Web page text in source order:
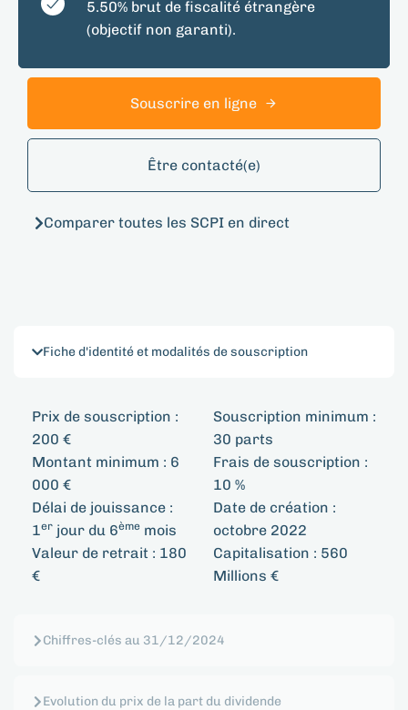
5.50% brut de fiscalité étrangère
(objectif non garanti).
Souscrire en ligne
Être contacté(e)
Comparer toutes les SCPI en direct
Fiche d'identité et modalités de souscription​
Chiffres-clés au 31/12/2024
Evolution du prix de la part du dividende
Prix de souscription :
200 €
Montant minimum : 6
000 €
Délai de jouissance :
1er jour du 6ème mois
Valeur de retrait : 180
€
Souscription minimum :
30 parts
Frais de souscription :
10 %
Date de création :
octobre 2022
Capitalisation : 560
Millions €